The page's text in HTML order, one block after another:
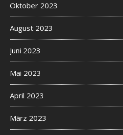
Oktober 2023
August 2023
Juni 2023
Mai 2023
April 2023
März 2023